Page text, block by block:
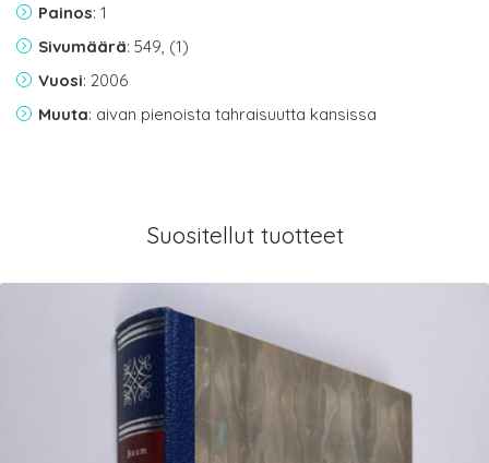
Painos: 1
Sivumäärä: 549, (1)
Vuosi: 2006
Muuta: aivan pienoista tahraisuutta kansissa
Suositellut tuotteet